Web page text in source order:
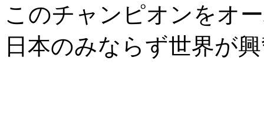
このチャンピオンをオ
日本のみならず世界が